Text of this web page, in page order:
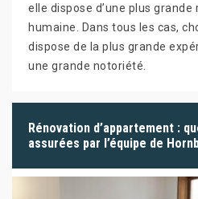
elle dispose d’une plus
humaine. Dans tous les cas,
dispose de la plus grande
une grande notoriété.
Rénovation d’appartement :
assurées par l’équipe de